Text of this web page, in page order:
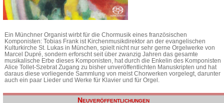
Ein Münchner Organist wirbt für die Chormusik eines französischen
Komponisten: Tobias Frank ist Kirchenmusikdirektor an der evangelischen
Kulturkirche St. Lukas in München, spielt nicht nur sehr gerne Orgelwerke von
Marcel Dupré, sondern erforscht seit über zwanzig Jahren das gesamte
musikalische Erbe dieses Komponisten, hat durch die Enkelin des Komponisten
Alice Tollet-Szebrat Zugang zu bisher unveröffentlichten Manuskripten und hat
daraus diese vorliegende Sammlung von meist Chorwerken vorgelegt, darunter
auch ein paar Lieder und Werke für Klavier und für Orgel.
Neuveröffentlichungen